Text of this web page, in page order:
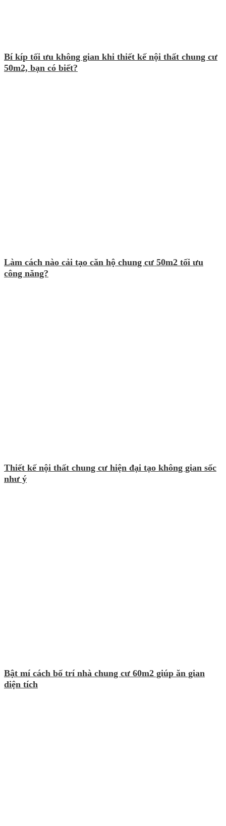
Bí kíp tối ưu không gian khi thiết kế nội thất chung cư
50m2, bạn có biết?
Làm cách nào cải tạo căn hộ chung cư 50m2 tối ưu
công năng?
Thiết kế nội thất chung cư hiện đại tạo không gian sốc
như ý
Bật mí cách bố trí nhà chung cư 60m2 giúp ăn gian
diện tích